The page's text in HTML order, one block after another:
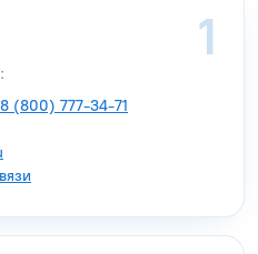
8 (800) 777-34-71